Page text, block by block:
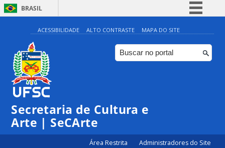
BRASIL
Simplifique!
Comunica BR
Participe
ACESSIBILIDADE ALTO CONTRASTE MAPA DO SITE
Secretaria de Cultura e
Arte | SeCArte
Área Restrita Administradores do Site